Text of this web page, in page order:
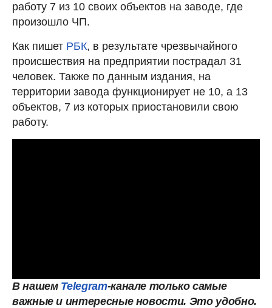
работу 7 из 10 своих объектов на заводе, где
произошло ЧП.
Как пишет РБК, в результате чрезвычайного
происшествия на предприятии пострадал 31
человек. Также по данным издания, на
территории завода функционирует не 10, а 13
объектов, 7 из которых приостановили свою
работу.
В нашем Telegram-канале только самые
важные и интересные новости. Это удобно.